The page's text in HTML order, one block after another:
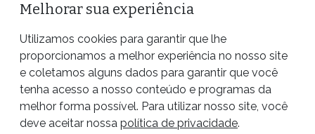
Melhorar sua experiência
Utilizamos cookies para garantir que lhe
proporcionamos a melhor experiência no nosso site
e coletamos alguns dados para garantir que você
tenha acesso a nosso conteúdo e programas da
melhor forma possível. Para utilizar nosso site, você
deve aceitar nossa política de privacidade.